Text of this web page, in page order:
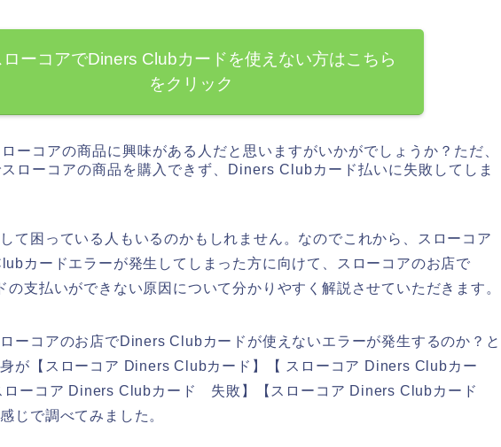
ローコアでDiners Clubカードを使えない方はこちら
をクリック
ーコアの商品に興味がある人だと思いますがいかがでしょうか？ただ、
ローコアの商品を購入できず、Diners Clubカード払いに失敗してしま
て困っている人もいるのかもしれません。なのでこれから、スローコア
カードエラーが発生してしまった方に向けて、スローコアのお店で
支払いができない原因について分かりやすく解説させていただきます。
ーコアのお店でDiners Clubカードが使えないエラーが発生するのか？と
が【スローコア Diners Clubカード】【 スローコア Diners Clubカー
ローコア Diners Clubカード 失敗】【スローコア Diners Clubカード
じで調べてみました。